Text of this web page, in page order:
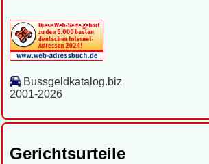
Bussgeldkatalog.biz
2001-2026
Gerichtsurteile